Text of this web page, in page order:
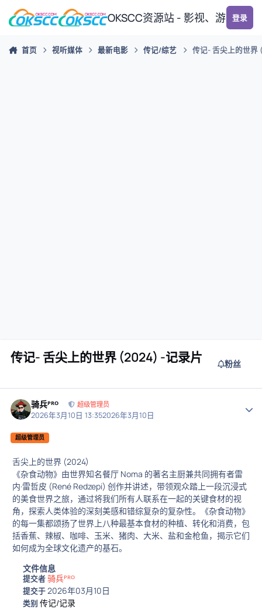
跳转到帖子
OKSCC资源站 - 影视、游戏、
登录
首页 视听媒体 最新电影 传记/综艺 传记- 舌尖上的世界
传记- 舌尖上的世界 (2024) -记录片 粉丝
骑兵ᴾᴿᴼ 超级管理员
2026年3月10日 13:352026年3月10日
超级管理员
舌尖上的世界 (2024)
《杂食动物》由世界知名餐厅 Noma 的著名主厨兼共同拥有者雷
内·雷哲皮 (René Redzepi) 创作并讲述，带领观众踏上一段沉浸式
的美食世界之旅，通过将我们所有人联系在一起的关键食材的视
角，探索人类体验的深刻美感和错综复杂的复杂性。《杂食动物》
的每一集都颂扬了世界上八种最基本食材的种植、转化和消费，包
括香蕉、辣椒、咖啡、玉米、猪肉、大米、盐和金枪鱼，揭示它们
如何成为全球文化遗产的基石。
文件信息
提交者骑兵ᴾᴿᴼ
提交于2026年03月10日
类别传记/记录